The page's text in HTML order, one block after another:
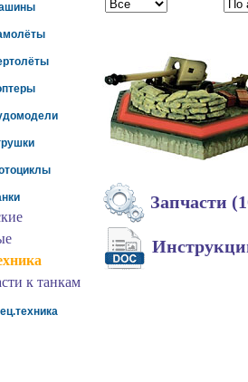
к танкам
Запчасти